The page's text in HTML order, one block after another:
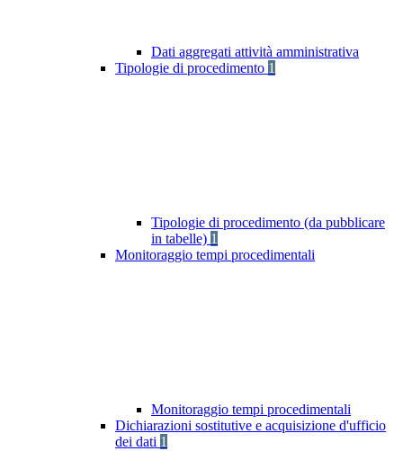
Dati aggregati attività amministrativa
Tipologie di procedimento 1
Tipologie di procedimento (da pubblicare
in tabelle) 1
Monitoraggio tempi procedimentali
Monitoraggio tempi procedimentali
Dichiarazioni sostitutive e acquisizione d'ufficio
dei dati 1